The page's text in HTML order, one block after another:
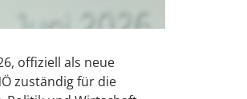
offiziell als neue
zuständig für die